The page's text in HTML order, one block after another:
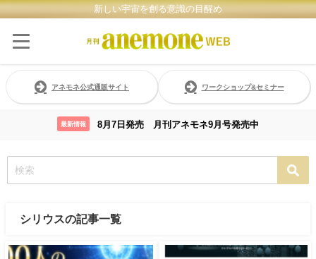
新しい宇宙を創る意識の目醒め
アネモネ公式通販サイト ワークショップ&セミナー
最新情報 8月7日発売 月刊アネモネ9月号発売中
シリウスの記事一覧